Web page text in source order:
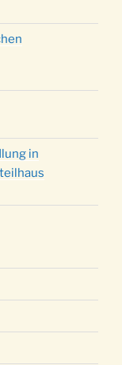
Kirche um
Kirche um
in der Kirche
Kirche um
in